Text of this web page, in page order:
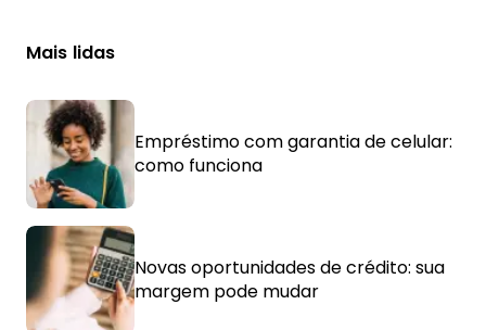
Mais lidas
Empréstimo com garantia de celular:
como funciona
Novas oportunidades de crédito: sua
margem pode mudar